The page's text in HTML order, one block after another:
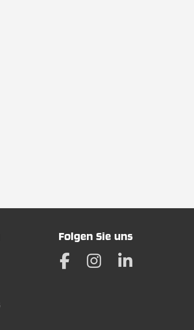
Folgen Sie uns